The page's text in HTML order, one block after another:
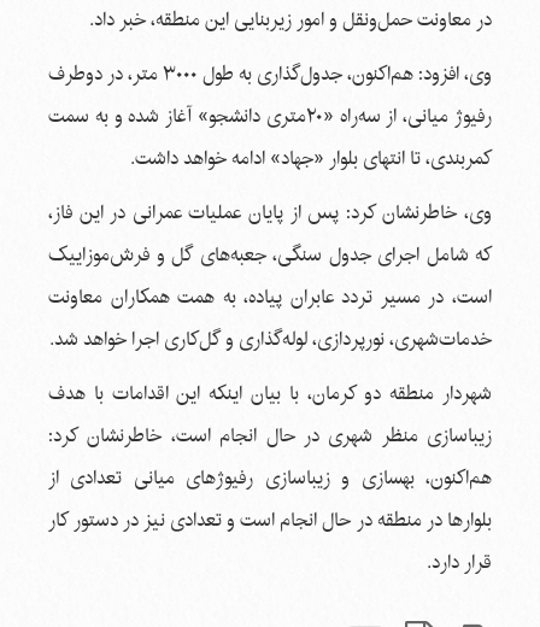
در معاونت حمل‌ونقل و امور زیربنایی این منطقه، خبر داد.
وی، افزود: هم‌‌اکنون، جدول‌گذاری به طول ۳۰۰۰ متر، در دوطرف
رفیوژ میانی، از سه‌راه «۲۰متری دانشجو» آغاز شده و به سمت
کمربندی، تا انتهای بلوار «جهاد» ادامه خواهد داشت.
وی، خاطرنشان کرد: پس از پایان عملیات‌ عمرانی در این فاز،
که شامل اجرای جدول سنگی، جعبه‌های گل و فرش‌موزاییک
است، در مسیر تردد عابران پیاده، به همت همکاران معاونت
خدمات‌شهری، نورپردازی، لوله‌گذاری و گل‌کاری اجرا خواهد شد.
شهردار منطقه دو کرمان، با بیان اینکه این اقدامات با هدف
زیباسازی منظر شهری در حال انجام است، خاطرنشان کرد:
هم‌اکنون، بهسازی و زیباسازی رفیوژ‌های میانی تعدادی از
بلوارها در منطقه در حال انجام است و تعدادی نیز در دستور کار
قرار دارد.